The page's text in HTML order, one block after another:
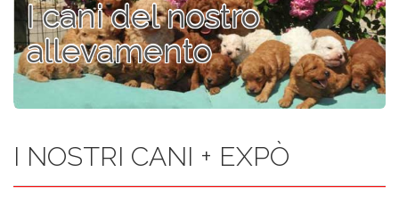
I cani del nostro
allevamento
I NOSTRI CANI + EXPÒ